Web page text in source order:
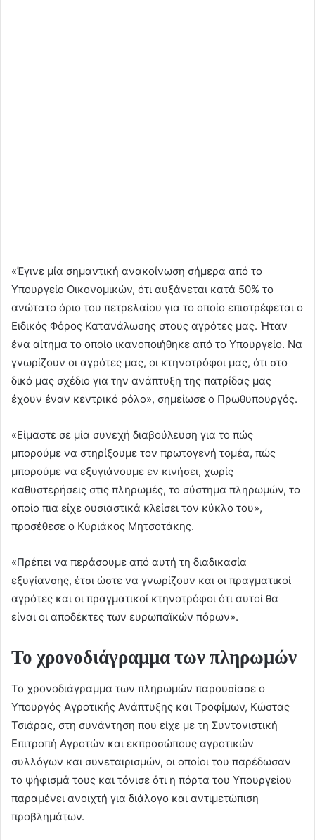
«Έγινε μία σημαντική ανακοίνωση σήμερα από το
Υπουργείο Οικονομικών, ότι αυξάνεται κατά 50% το
ανώτατο όριο του πετρελαίου για το οποίο επιστρέφεται ο
Ειδικός Φόρος Κατανάλωσης στους αγρότες μας. Ήταν
ένα αίτημα το οποίο ικανοποιήθηκε από το Υπουργείο. Να
γνωρίζουν οι αγρότες μας, οι κτηνοτρόφοι μας, ότι στο
δικό μας σχέδιο για την ανάπτυξη της πατρίδας μας
έχουν έναν κεντρικό ρόλο», σημείωσε ο Πρωθυπουργός.
«Είμαστε σε μία συνεχή διαβούλευση για το πώς
μπορούμε να στηρίξουμε τον πρωτογενή τομέα, πώς
μπορούμε να εξυγιάνουμε εν κινήσει, χωρίς
καθυστερήσεις στις πληρωμές, το σύστημα πληρωμών, το
οποίο πια είχε ουσιαστικά κλείσει τον κύκλο του»,
προσέθεσε ο Κυριάκος Μητσοτάκης.
«Πρέπει να περάσουμε από αυτή τη διαδικασία
εξυγίανσης, έτσι ώστε να γνωρίζουν και οι πραγματικοί
αγρότες και οι πραγματικοί κτηνοτρόφοι ότι αυτοί θα
είναι οι αποδέκτες των ευρωπαϊκών πόρων».
Το χρονοδιάγραμμα των πληρωμών
Το χρονοδιάγραμμα των πληρωμών παρουσίασε ο
Υπουργός Αγροτικής Ανάπτυξης και Τροφίμων, Κώστας
Τσιάρας, στη συνάντηση που είχε με τη Συντονιστική
Επιτροπή Αγροτών και εκπροσώπους αγροτικών
συλλόγων και συνεταιρισμών, οι οποίοι του παρέδωσαν
το ψήφισμά τους και τόνισε ότι η πόρτα του Υπουργείου
παραμένει ανοιχτή για διάλογο και αντιμετώπιση
προβλημάτων.